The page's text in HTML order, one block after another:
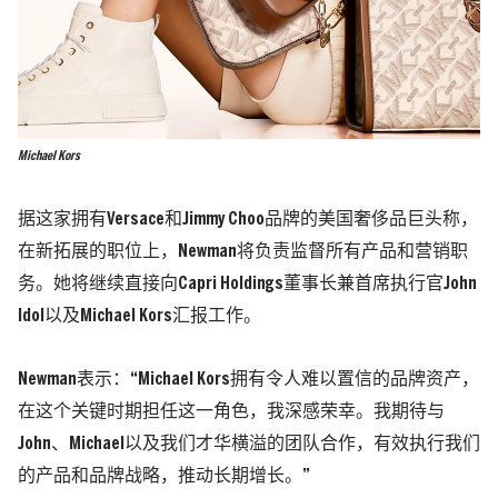
Michael Kors
据这家拥有Versace和Jimmy Choo品牌的美国奢侈品巨头称，
在新拓展的职位上，Newman将负责监督所有产品和营销职
务。她将继续直接向Capri Holdings董事长兼首席执行官John
Idol以及Michael Kors汇报工作。
Newman表示：“Michael Kors拥有令人难以置信的品牌资产，
在这个关键时期担任这一角色，我深感荣幸。我期待与
John、Michael以及我们才华横溢的团队合作，有效执行我们
的产品和品牌战略，推动长期增长。”